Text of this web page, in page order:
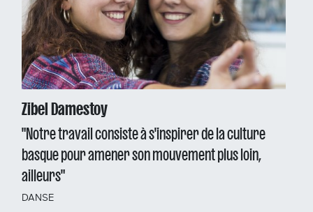
Zibel Damestoy
"Notre travail consiste à s'inspirer de la culture
basque pour amener son mouvement plus loin,
ailleurs"
DANSE